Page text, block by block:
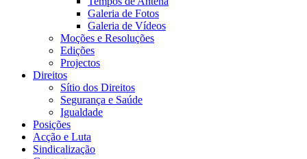
Galeria de Fotos
Galeria de Vídeos
Moções e Resoluções
Edições
Projectos
Direitos
Sítio dos Direitos
Segurança e Saúde
Igualdade
Posições
Acção e Luta
Sindicalização